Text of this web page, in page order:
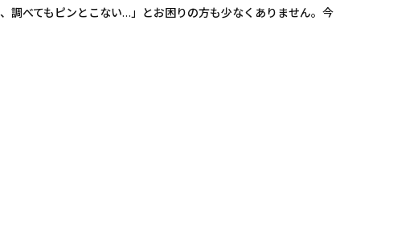
調べてもピンとこない…」とお困りの方も少なくありません。今